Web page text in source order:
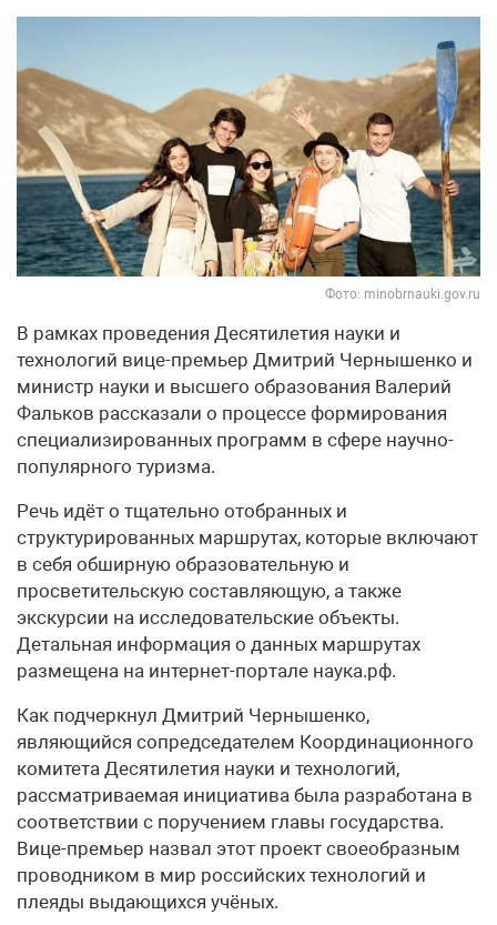
Фото: minobrnauki.gov.ru
В рамках проведения Десятилетия науки и
технологий вице-премьер Дмитрий Чернышенко и
министр науки и высшего образования Валерий
Фальков рассказали о процессе формирования
специализированных программ в сфере научно-
популярного туризма.
Речь идёт о тщательно отобранных и
структурированных маршрутах, которые включают
в себя обширную образовательную и
просветительскую составляющую, а также
экскурсии на исследовательские объекты.
Детальная информация о данных маршрутах
размещена на интернет-портале наука.рф.
Как подчеркнул Дмитрий Чернышенко,
являющийся сопредседателем Координационного
комитета Десятилетия науки и технологий,
рассматриваемая инициатива была разработана в
соответствии с поручением главы государства.
Вице-премьер назвал этот проект своеобразным
проводником в мир российских технологий и
плеяды выдающихся учёных.